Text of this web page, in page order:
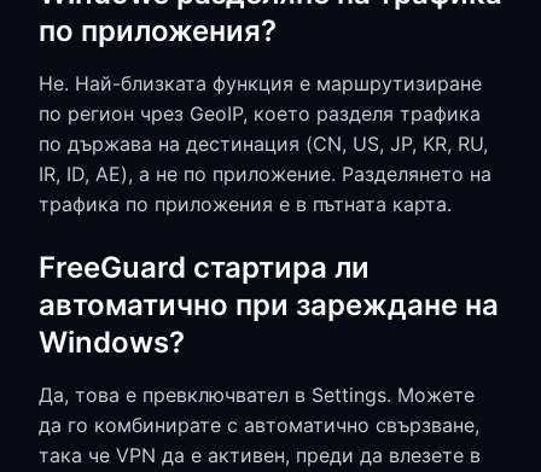
по приложения?
Не. Най-близката функция е маршрутизиране
по регион чрез GeoIP, което разделя трафика
по държава на дестинация (CN, US, JP, KR, RU,
IR, ID, AE), а не по приложение. Разделянето на
трафика по приложения е в пътната карта.
FreeGuard стартира ли
автоматично при зареждане на
Windows?
Да, това е превключвател в Settings. Можете
да го комбинирате с автоматично свързване,
така че VPN да е активен, преди да влезете в